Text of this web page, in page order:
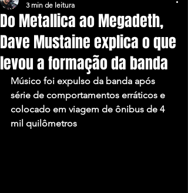
Do Metallica ao Megadeth,
Dave Mustaine explica o que
levou a formação da banda
3 min de leitura
Músico foi expulso da banda após
série de comportamentos erráticos e
colocado em viagem de ônibus de 4
mil quilômetros